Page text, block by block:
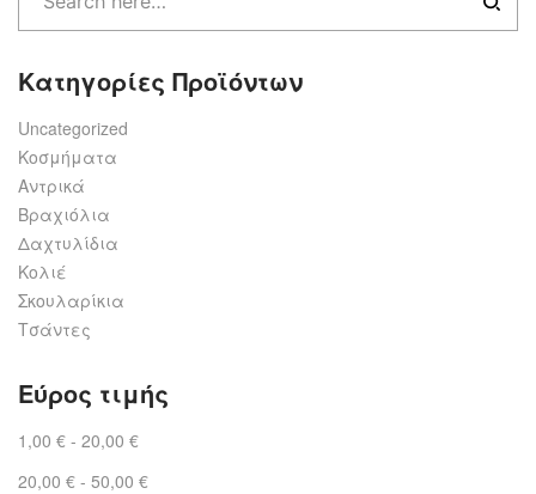
Κατηγορίες Προϊόντων
Uncategorized
Κοσμήματα
Αντρικά
Βραχιόλια
Δαχτυλίδια
Κολιέ
Σκουλαρίκια
Τσάντες
Εύρος τιμής
1,00 € - 20,00 €
20,00 € - 50,00 €